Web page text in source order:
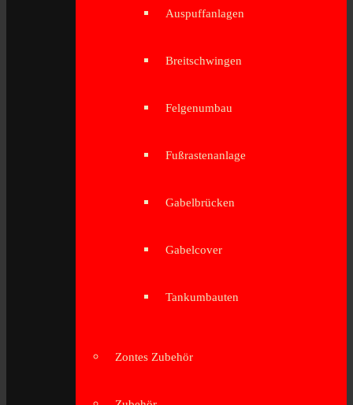
Auspuffanlagen
Breitschwingen
Felgenumbau
Fußrastenanlage
Gabelbrücken
Gabelcover
Tankumbauten
Zontes Zubehör